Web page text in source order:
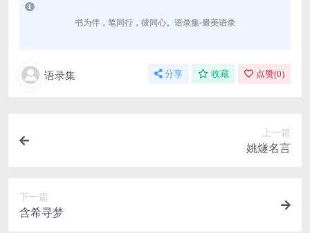
书为伴，笔同行，彼同心。语录集-最美语录
语录集 分享 收藏 点赞(0)
上一篇
姚燧名言
下一篇
含希寻梦